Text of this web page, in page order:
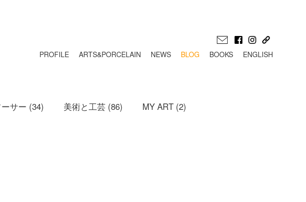
PROFILE ARTS&PORCELAIN NEWS BLOG BOOKS ENGLISH
サー (34) 美術と工芸 (86) MY ART (2)